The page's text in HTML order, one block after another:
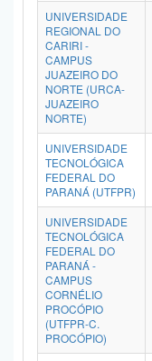
UNIVERSIDADE
REGIONAL DO
CARIRI -
CAMPUS
JUAZEIRO DO
NORTE (URCA-
JUAZEIRO
NORTE)
UNIVERSIDADE
TECNOLÓGICA
FEDERAL DO
PARANÁ (UTFPR)
UNIVERSIDADE
TECNOLÓGICA
FEDERAL DO
PARANÁ -
CAMPUS
CORNÉLIO
PROCÓPIO
(UTFPR-C.
PROCÓPIO)